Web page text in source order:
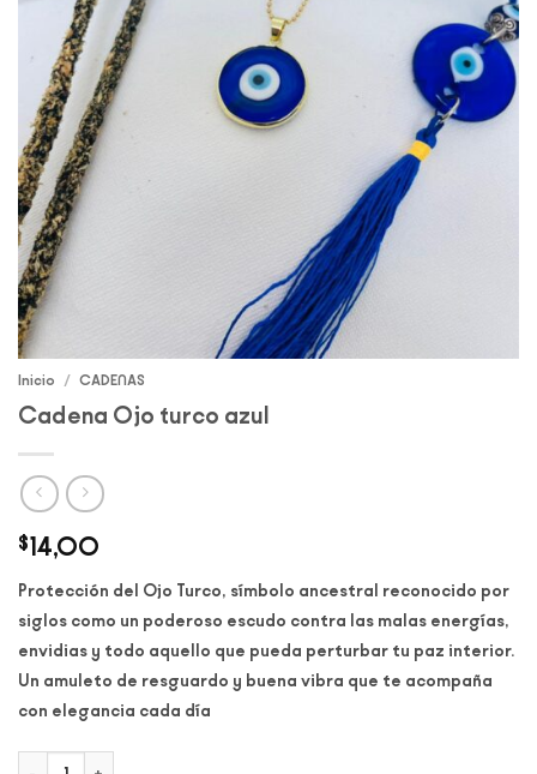
Inicio / CADENAS
Cadena Ojo turco azul
$14,00
Protección del Ojo Turco, símbolo ancestral reconocido por
siglos como un poderoso escudo contra las malas energías,
envidias y todo aquello que pueda perturbar tu paz interior.
Un amuleto de resguardo y buena vibra que te acompaña
con elegancia cada día
Cadena Ojo turco azul cantidad